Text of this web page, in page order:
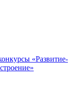
«Развитие-